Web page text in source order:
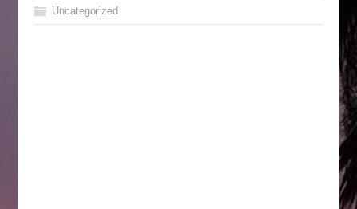
Uncategorized